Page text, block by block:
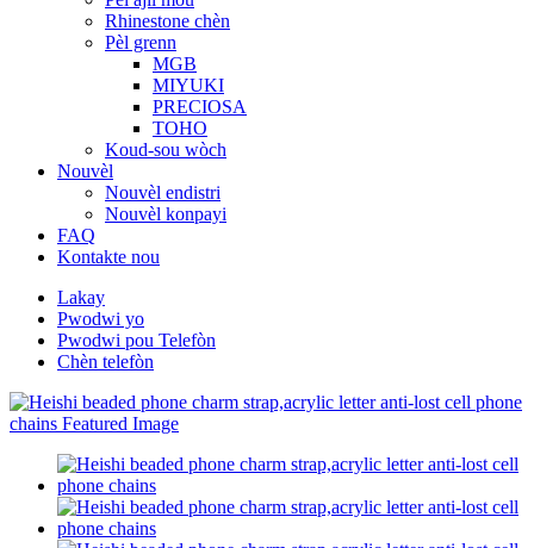
Rhinestone chèn
Pèl grenn
MGB
MIYUKI
PRECIOSA
TOHO
Koud-sou wòch
Nouvèl
Nouvèl endistri
Nouvèl konpayi
FAQ
Kontakte nou
Lakay
Pwodwi yo
Pwodwi pou Telefòn
Chèn telefòn